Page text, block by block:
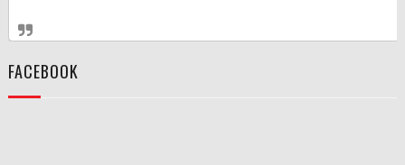
FACEBOOK